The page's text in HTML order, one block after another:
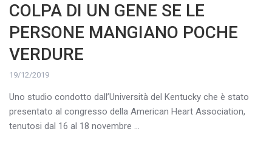
COLPA DI UN GENE SE LE
PERSONE MANGIANO POCHE
VERDURE
19/12/2019
Uno studio condotto dall’Università del Kentucky che è stato
presentato al congresso della American Heart Association,
tenutosi dal 16 al 18 novembre ...